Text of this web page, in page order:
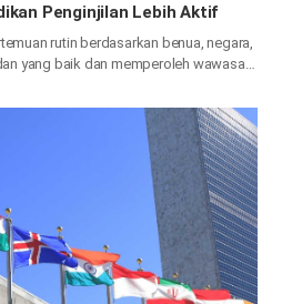
Penginjilan Lebih Aktif
rutin berdasarkan benua, negara,
yang baik dan memperoleh wawasan